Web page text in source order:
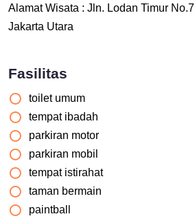
Alamat Wisata : Jln. Lodan Timur
Jakarta Utara
Fasilitas
toilet umum
tempat ibadah
parkiran motor
parkiran mobil
tempat istirahat
taman bermain
paintball